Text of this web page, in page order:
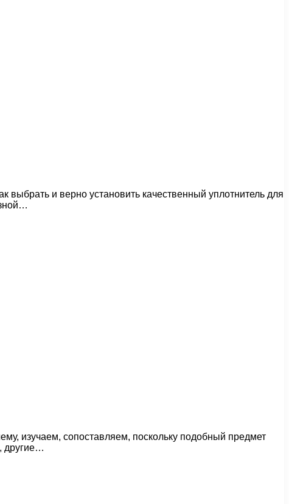
выбрать и верно установить качественный уплотнитель для
изучаем, сопоставляем, поскольку подобный предмет
другие…